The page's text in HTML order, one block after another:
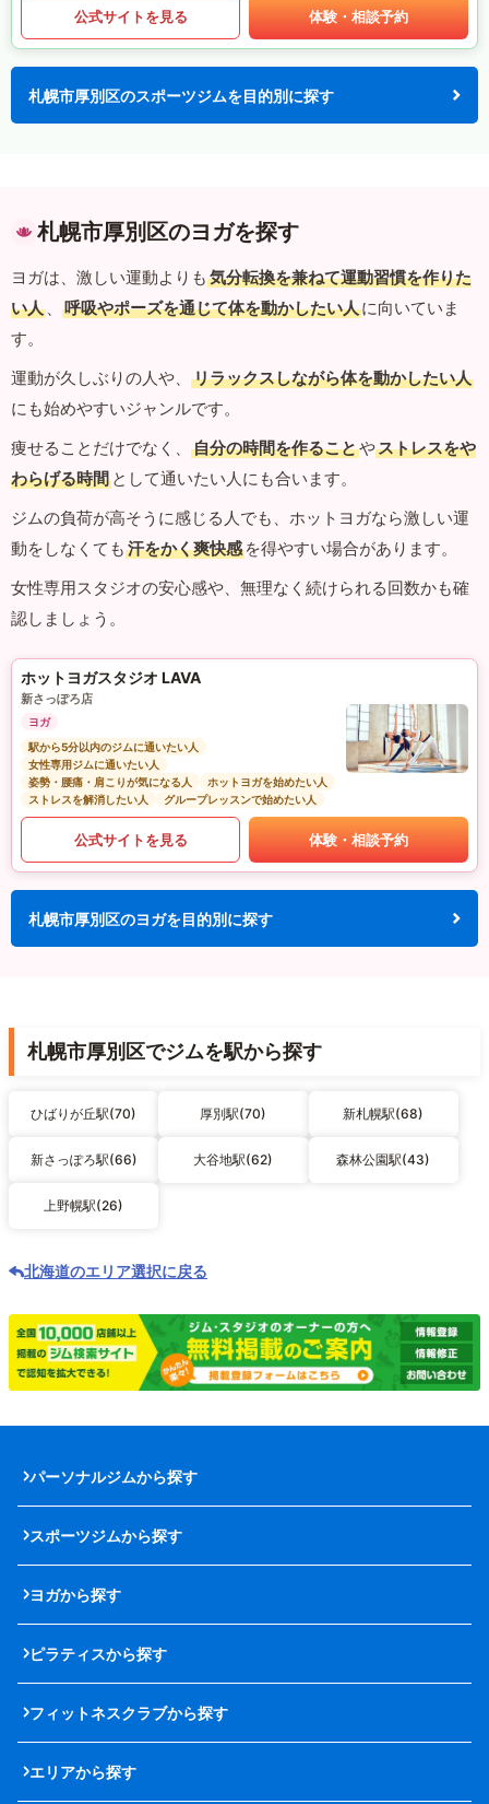
公式サイトを見る 体験・相談予約
札幌市厚別区のスポーツジムを目的別に探す
札幌市厚別区のヨガを探す
ヨガは、激しい運動よりも 気分転換を兼ねて運動習慣を作りた
い人 、 呼吸やポーズを通じて体を動かしたい人に向いていま
す。
運動が久しぶりの人や、
リラックスしながら体を動かしたい人
にも始めやすいジャンルです。
痩せることだけでなく、
自分の時間を作ることやストレスをや
わらげる時間 として通いたい人にも合います。
ジムの負荷が高そうに感じる人でも、ホットヨガなら激しい運
動をしなくても 汗をかく爽快感 を得やすい場合があります。
女性専用スタジオの安心感や、無理なく続けられる回数かも確
認しましょう。
ホットヨガスタジオ LAVA
新さっぽろ店
ヨガ
駅から5分以内のジムに通いたい人
女性専用ジムに通いたい人
姿勢・腰痛・肩こりが気になる人
ホットヨガを始めたい人
ストレスを解消したい人
グループレッスンで始めたい人
公式サイトを見る 体験・相談予約
札幌市厚別区のヨガを目的別に探す
札幌市厚別区でジムを駅から探す
ひばりが丘駅(70) 厚別駅(70) 新札幌駅(68)
新さっぽろ駅(66) 大谷地駅(62) 森林公園駅(43)
上野幌駅(26)
北海道のエリア選択に戻る
パーソナルジムから探す
スポーツジムから探す
ヨガから探す
ピラティスから探す
フィットネスクラブから探す
エリアから探す